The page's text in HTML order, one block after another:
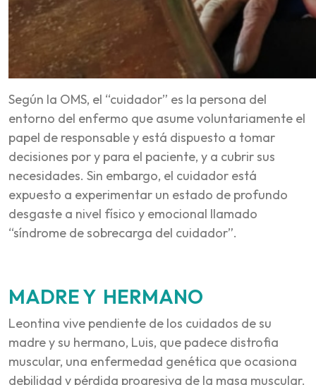
Según la OMS, el “cuidador” es la persona del
entorno del enfermo que asume voluntariamente el
papel de responsable y está dispuesto a tomar
decisiones por y para el paciente, y a cubrir sus
necesidades. Sin embargo, el cuidador está
expuesto a experimentar un estado de profundo
desgaste a nivel físico y emocional llamado
“síndrome de sobrecarga del cuidador”.
MADRE Y HERMANO
Leontina vive pendiente de los cuidados de su
madre y su hermano, Luis, que padece distrofia
muscular, una enfermedad genética que ocasiona
debilidad y pérdida progresiva de la masa muscular.